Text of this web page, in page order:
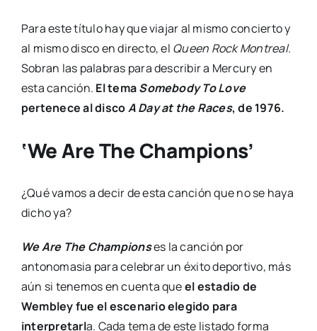
Para este título hay que viajar al mismo concierto y
al mismo disco en directo, el Queen Rock Montreal.
Sobran las palabras para describir a Mercury en
esta canción. El temaSomebody To Love
pertenece al discoA Day at the Races, de 1976.
‘We Are The Champions’
¿Qué vamos a decir de esta canción que no se haya
dicho ya?
We Are The Championses la canción por
antonomasia para celebrar un éxito deportivo, más
aún si tenemos en cuenta queel estadio de
Wembley fue el escenario elegido para
interpretarla. Cada tema de este listado forma